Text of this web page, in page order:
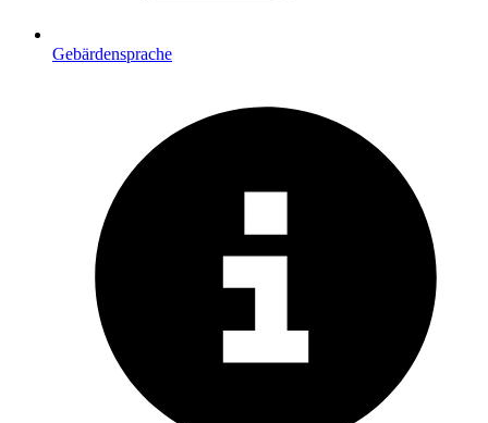
Gebärdensprache